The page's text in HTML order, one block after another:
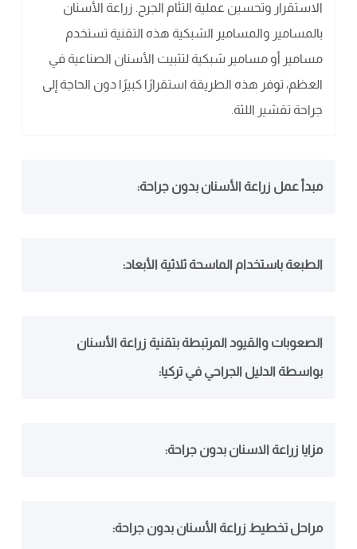
الاستقرار وتحسين عملية التئام الجرح. زراعة الأسنان
بالمسامير والمسامير الشبكية هذه التقنية تستخدم
مسامير أو مسامير شبكية لتثبيت الأسنان الصناعية في
العظم، توفر هذه الطريقة استقرارًا كبيرًا دون الحاجة إلى
جراحة تقشير اللثة.
مبدأ عمل زراعة الأسنان بدون جراحة:
الطبعة باستخدام الماسحة ثلاثية الأبعاد:
الصعوبات والقيود المرتبطة بتقنية زراعة الأسنان
بواسطة الدليل الجراحي في تركيا:
مزايا زراعة الاسنان بدون جراحة:
مراحل تخطيط زراعة الأسنان بدون جراحة: